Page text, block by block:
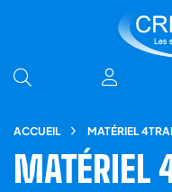
ACCUEIL MATÉRIEL
MATÉRIEL